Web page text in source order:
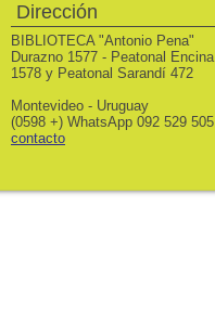
Dirección
BIBLIOTECA "Antonio Pena"
Durazno 1577 - Peatonal Encina
1578 y Peatonal Sarandí 472
Montevideo - Uruguay
(0598 +) WhatsApp 092 529 505
contacto